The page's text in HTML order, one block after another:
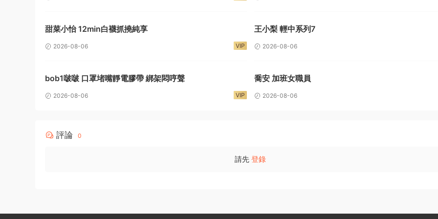
甜菜小怡 12min白襪抓撓純享
2026-08-06 VIP
王小梨 輕中系列7
2026-08-06
bob1啵啵 口罩堵嘴靜電膠帶 綁架悶哼聲
2026-08-06 VIP
喬安 加班女職員
2026-08-06
評論 0
請先 登錄